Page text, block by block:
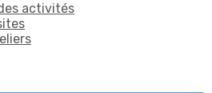
activités